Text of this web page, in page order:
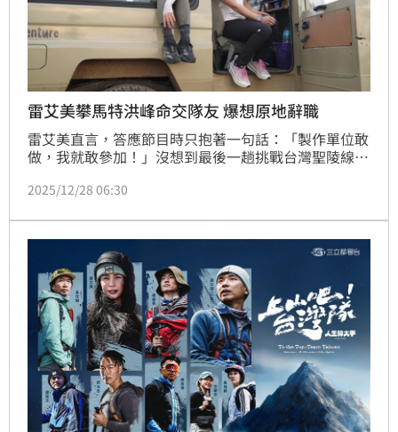
雷艾美攀馬特洪峰命交隊友 爆想原地辭職
雷艾美直言，答應節目時只抱著一句話：「製作單位敢
做，我就敢參加！」沒想到最後一趟挑戰台灣聖陵線，
職。」文姿云則表示，一開始就知道高海拔會是極限考
環境、重新認識自己的過程，「即使心裡有點怕，還是
想試試看，因為我知道這會讓我成長。」
2025/12/28 06:30